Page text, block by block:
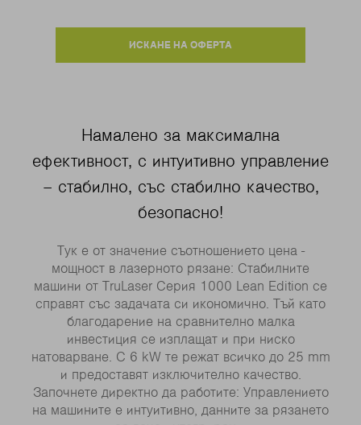
ИСКАНЕ НА ОФЕРТА
Намалено за максимална
ефективност, с интуитивно управление
– стабилно, със стабилно качество,
безопасно!
Тук е от значение съотношението цена -
мощност в лазерното рязане: Стабилните
машини от TruLaser Серия 1000 Lean Edition се
справят със задачата си икономично. Тъй като
благодарение на сравнително малка
инвестиция се изплащат и при ниско
натоварване. С 6 kW те режат всичко до 25 mm
и предоставят изключително качество.
Започнете директно да работите: Управлението
на машините е интуитивно, данните за рязането